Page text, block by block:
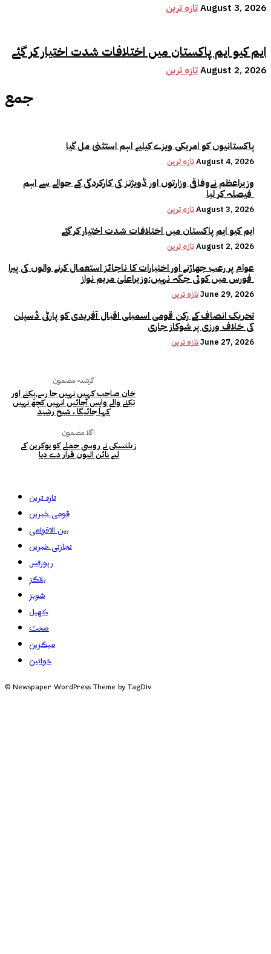
تازہ ترینAugust 3, 2026
ایم کیو ایم پاکستان میں اختلافات شدت اختیار کر گئے
تازہ ترینAugust 2, 2026
جمع
پاکستانیوں کو امریکی ویزے کیلیے اہم استثنیٰ مل گیا
تازہ ترینAugust 4, 2026
وزیراعظم نےوفاقی وزارتوں اور ڈویژنز کی کارکردگی کے حوالے سے اہم
تازہ ترینAugust 3, 2026
ایم کیو ایم پاکستان میں اختلافات شدت اختیار کر گئے
تازہ ترینAugust 2, 2026
عوام پر رعب جھاڑنے اور اختیارات کا ناجائز استعمال کرنے والوں کی پیرا
تازہ ترینJune 29, 2026
تحریک انصاف کے رکن قومی اسمبلی اقبال آفریدی کو پارٹی ڈسپلن
کی خلاف ورزی پر شوکاز جاری
تازہ ترینJune 27, 2026
گزشتہ مضمون
خان صاحب کہیں نہیں جا رہے,بِکنے اور
بَکنے والے واپس آجائیں انہیں کچھ نہیں
کہا جائیگا ، شیخ رشید
اگلا مضمون
زیلنسکی نے روسی حملے کو یوکرین کے
لیے نائن الیون قرار دے دیا
تازہ ترین
قومی خبریں
بین الاقوامی
تجارتی خبریں
رپورٹس
بلاگز
شوبز
کھیل
صحت
میگزین
خواتین
© Newspaper WordPress Theme by TagDiv